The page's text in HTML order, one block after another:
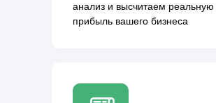
анализ и высчитаем реальную
прибыль вашего бизнеса